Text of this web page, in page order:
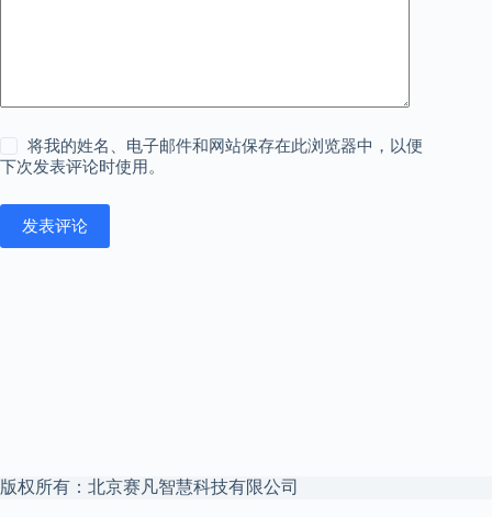
将我的姓名、电子邮件和网站保存在此浏览器中，以便
下次发表评论时使用。
发表评论
版权所有：北京赛凡智慧科技有限公司